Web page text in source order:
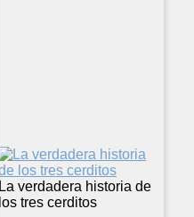
La verdadera historia de
los tres cerditos